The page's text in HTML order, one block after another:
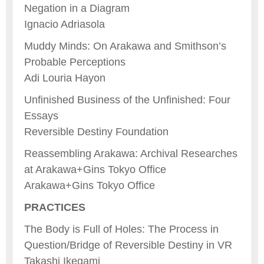
Negation in a Diagram
Ignacio Adriasola
Muddy Minds: On Arakawa and Smithson’s
Probable Perceptions
Adi Louria Hayon
Unfinished Business of the Unfinished: Four
Essays
Reversible Destiny Foundation
Reassembling Arakawa: Archival Researches
at Arakawa+Gins Tokyo Office
Arakawa+Gins Tokyo Office
PRACTICES
The Body is Full of Holes: The Process in
Question/Bridge of Reversible Destiny in VR
Takashi Ikegami